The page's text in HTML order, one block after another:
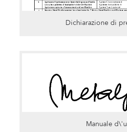
Dichiarazione di
Manuale